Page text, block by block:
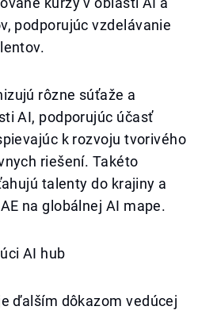
podporujúc vzdelávanie
rôzne súťaže a
AI, podporujúc účasť
k rozvoju tvorivého
riešení. Takéto
talenty do krajiny a
na globálnej AI mape.
AI hub
ďalším dôkazom vedúcej